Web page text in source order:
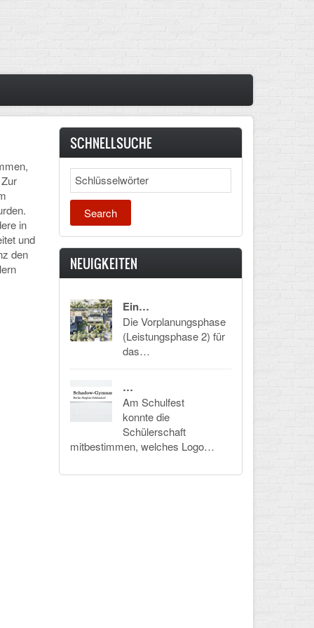
in
und
den
SCHNELLSUCHE
Search
NEUIGKEITEN
Ein…
Die Vorplanungsphase
(Leistungsphase 2) für
das…
…
Am Schulfest
konnte die
Schülerschaft
mitbestimmen, welches Logo…